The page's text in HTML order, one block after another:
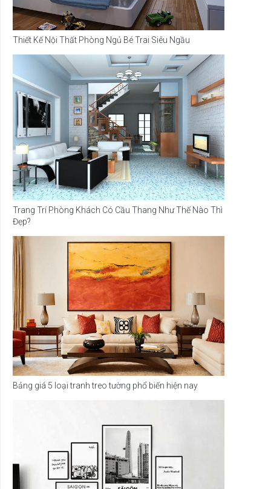
Thiết Kế Nội Thất Phòng Ngủ Bé Trai Siêu Ngầu
Trang Trí Phòng Khách Có Cầu Thang Như Thế Nào Thì
Đẹp?
Bảng giá 5 loại tranh treo tường phổ biến hiện nay